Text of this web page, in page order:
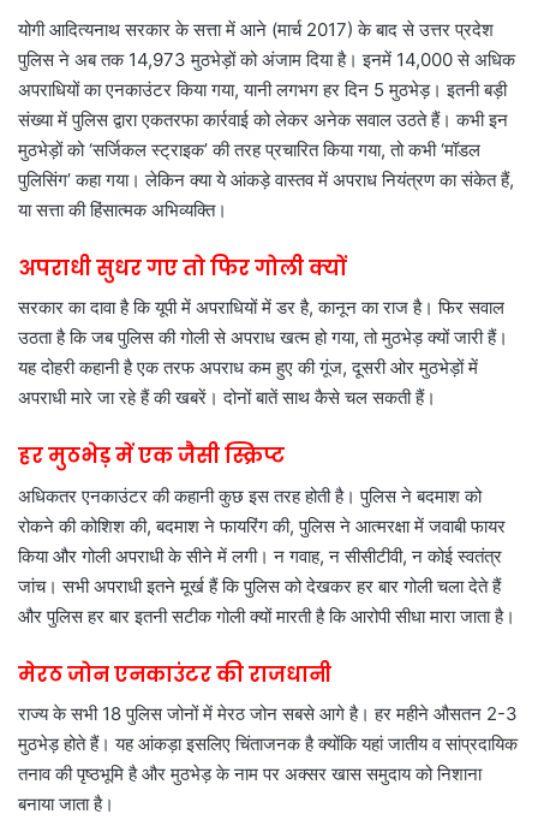
योगी आदित्यनाथ सरकार के सत्ता में आने (मार्च 2017) के बाद से उत्तर प्रदेश
पुलिस ने अब तक 14,973 मुठभेड़ों को अंजाम दिया है। इनमें 14,000 से अधिक
अपराधियों का एनकाउंटर किया गया, यानी लगभग हर दिन 5 मुठभेड़। इतनी बड़ी
संख्या में पुलिस द्वारा एकतरफा कार्रवाई को लेकर अनेक सवाल उठते हैं। कभी इन
मुठभेड़ों को ‘सर्जिकल स्ट्राइक’ की तरह प्रचारित किया गया, तो कभी ‘मॉडल
पुलिसिंग’ कहा गया। लेकिन क्या ये आंकड़े वास्तव में अपराध नियंत्रण का संकेत हैं,
या सत्ता की हिंसात्मक अभिव्यक्ति।
अपराधी सुधर गए तो फिर गोली क्यों
सरकार का दावा है कि यूपी में अपराधियों में डर है, कानून का राज है। फिर सवाल
उठता है कि जब पुलिस की गोली से अपराध खत्म हो गया, तो मुठभेड़ क्यों जारी हैं।
यह दोहरी कहानी है एक तरफ अपराध कम हुए की गूंज, दूसरी ओर मुठभेड़ों में
अपराधी मारे जा रहे हैं की खबरें। दोनों बातें साथ कैसे चल सकती हैं।
हर मुठभेड़ में एक जैसी स्क्रिप्ट
अधिकतर एनकाउंटर की कहानी कुछ इस तरह होती है। पुलिस ने बदमाश को
रोकने की कोशिश की, बदमाश ने फायरिंग की, पुलिस ने आत्मरक्षा में जवाबी फायर
किया और गोली अपराधी के सीने में लगी। न गवाह, न सीसीटीवी, न कोई स्वतंत्र
जांच। सभी अपराधी इतने मूर्ख हैं कि पुलिस को देखकर हर बार गोली चला देते हैं
और पुलिस हर बार इतनी सटीक गोली क्यों मारती है कि आरोपी सीधा मारा जाता है।
मेरठ जोन एनकाउंटर की राजधानी
राज्य के सभी 18 पुलिस जोनों में मेरठ जोन सबसे आगे है। हर महीने औसतन 2-3
मुठभेड़ होते हैं। यह आंकड़ा इसलिए चिंताजनक है क्योंकि यहां जातीय व सांप्रदायिक
तनाव की पृष्ठभूमि है और मुठभेड़ के नाम पर अक्सर खास समुदाय को निशाना
बनाया जाता है।